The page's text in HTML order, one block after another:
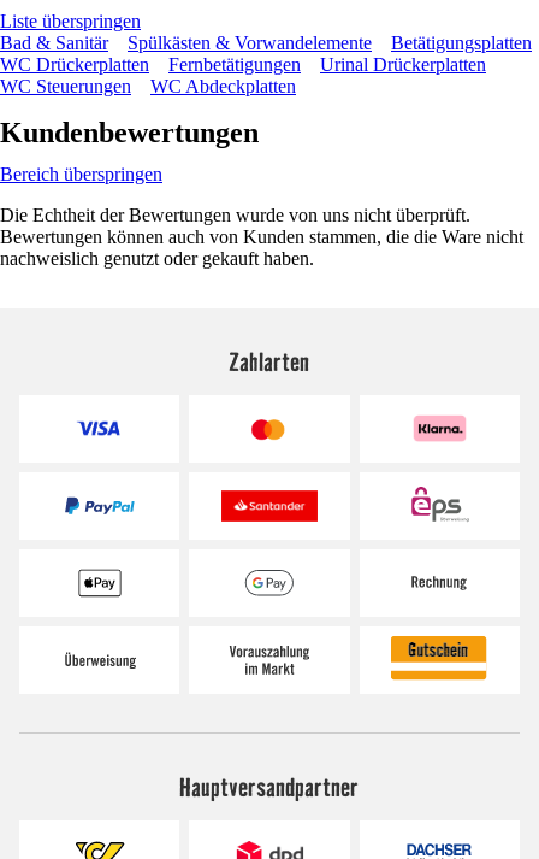
Liste überspringen
Bad & Sanitär
Spülkästen & Vorwandelemente
Betätigungsplatten
WC Drückerplatten
Fernbetätigungen
Urinal Drückerplatten
WC Steuerungen
WC Abdeckplatten
Kundenbewertungen
Bereich überspringen
Die Echtheit der Bewertungen wurde von uns nicht überprüft.
Bewertungen können auch von Kunden stammen, die die Ware nicht
nachweislich genutzt oder gekauft haben.
Zahlarten
Hauptversandpartner